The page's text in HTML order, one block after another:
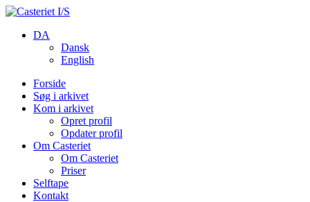
DA
Dansk
English
Forside
Søg i arkivet
Kom i arkivet
Opret profil
Opdater profil
Om Casteriet
Om Casteriet
Priser
Selftape
Kontakt